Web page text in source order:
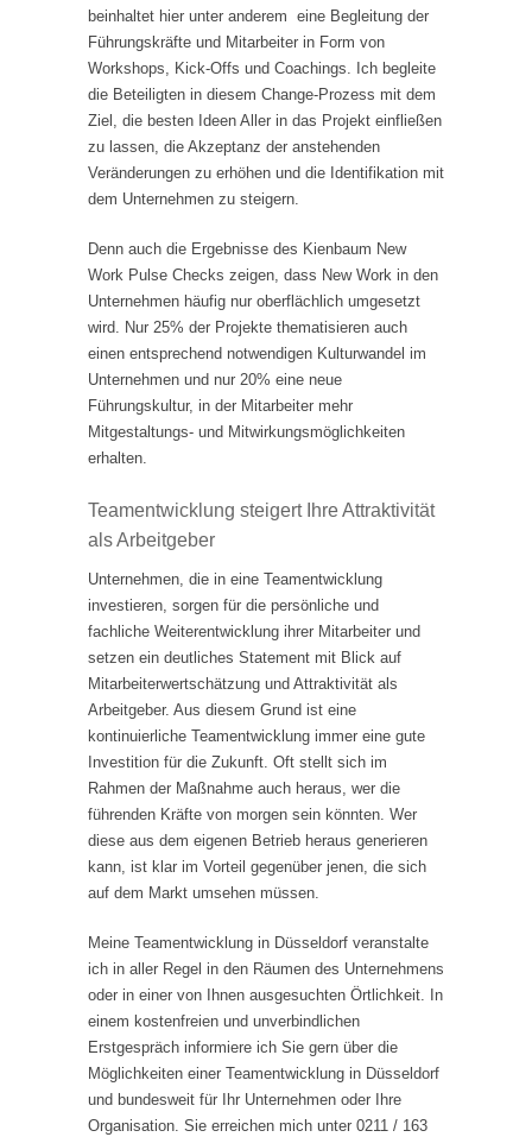
beinhaltet hier unter anderem eine Begleitung der
Führungskräfte und Mitarbeiter in Form von
Workshops, Kick-Offs und Coachings. Ich begleite
die Beteiligten in diesem Change-Prozess mit dem
Ziel, die besten Ideen Aller in das Projekt einfließen
zu lassen, die Akzeptanz der anstehenden
Veränderungen zu erhöhen und die Identifikation mit
dem Unternehmen zu steigern.
Denn auch die Ergebnisse des Kienbaum New
Work Pulse Checks zeigen, dass New Work in den
Unternehmen häufig nur oberflächlich umgesetzt
wird. Nur 25% der Projekte thematisieren auch
einen entsprechend notwendigen Kulturwandel im
Unternehmen und nur 20% eine neue
Führungskultur, in der Mitarbeiter mehr
Mitgestaltungs- und Mitwirkungsmöglichkeiten
erhalten.
Teamentwicklung steigert Ihre Attraktivität
als Arbeitgeber
Unternehmen, die in eine Teamentwicklung
investieren, sorgen für die persönliche und
fachliche Weiterentwicklung ihrer Mitarbeiter und
setzen ein deutliches Statement mit Blick auf
Mitarbeiterwertschätzung und Attraktivität als
Arbeitgeber. Aus diesem Grund ist eine
kontinuierliche Teamentwicklung immer eine gute
Investition für die Zukunft. Oft stellt sich im
Rahmen der Maßnahme auch heraus, wer die
führenden Kräfte von morgen sein könnten. Wer
diese aus dem eigenen Betrieb heraus generieren
kann, ist klar im Vorteil gegenüber jenen, die sich
auf dem Markt umsehen müssen.
Meine Teamentwicklung in Düsseldorf veranstalte
ich in aller Regel in den Räumen des Unternehmens
oder in einer von Ihnen ausgesuchten Örtlichkeit. In
einem kostenfreien und unverbindlichen
Erstgespräch informiere ich Sie gern über die
Möglichkeiten einer Teamentwicklung in Düsseldorf
und bundesweit für Ihr Unternehmen oder Ihre
Organisation. Sie erreichen mich unter 0211 / 163